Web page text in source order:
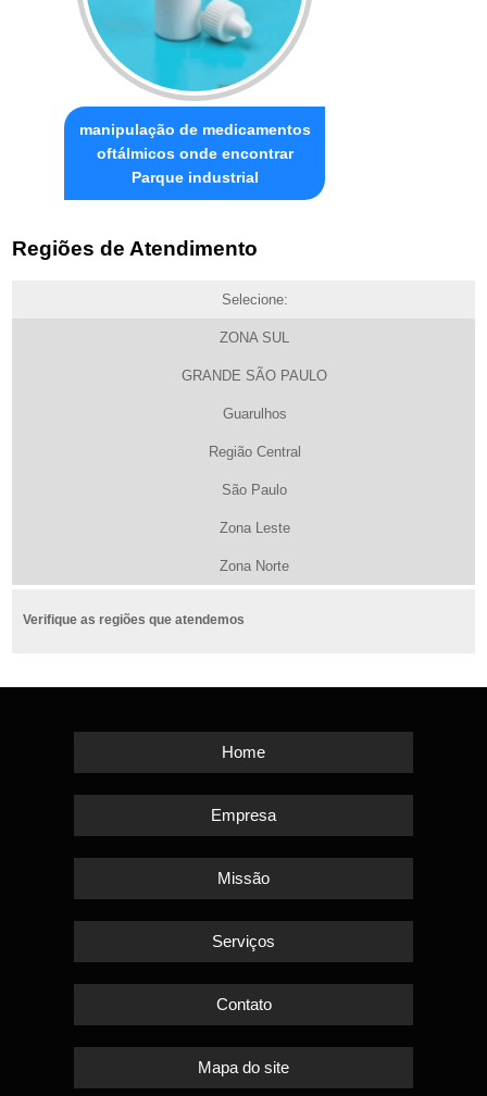
manipulação de medicamentos
oftálmicos onde encontrar
Parque industrial
Regiões de Atendimento
Selecione:
ZONA SUL
GRANDE SÃO PAULO
Guarulhos
Região Central
São Paulo
Zona Leste
Zona Norte
Verifique as regiões que atendemos
Home
Empresa
Missão
Serviços
Contato
Mapa do site